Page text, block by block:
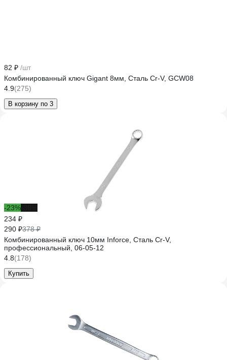
82 ₽ /шт
Комбинированный ключ Gigant 8мм, Сталь Cr-V, GCW08
4.9(275)
В корзину по 3
-23%
234 ₽
290 ₽378 ₽
Комбинированный ключ 10мм Inforce, Сталь Cr-V,
профессиональный, 06-05-12
4.8(178)
Купить